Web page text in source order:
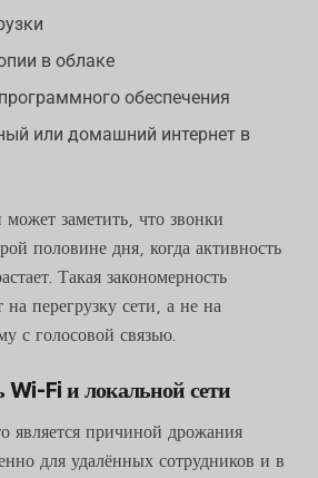
в облаке
обеспечения
или домашний интернет в
заметить, что звонки
половине дня, когда активность
Такая закономерность
на перегрузку сети, а не на
с голосовой связью.
Wi-Fi и локальной сети
является причиной дрожания
для удалённых сотрудников и в